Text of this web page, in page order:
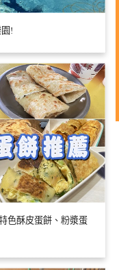
!
色酥皮蛋餅、粉漿蛋